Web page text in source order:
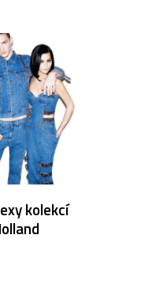
kolekcí